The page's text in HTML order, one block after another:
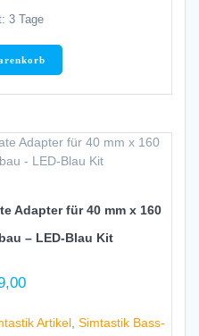
3 Tage
Adapter für 40 mm x 160
– LED-Blau Kit
Artikel, Simtastik Bass-